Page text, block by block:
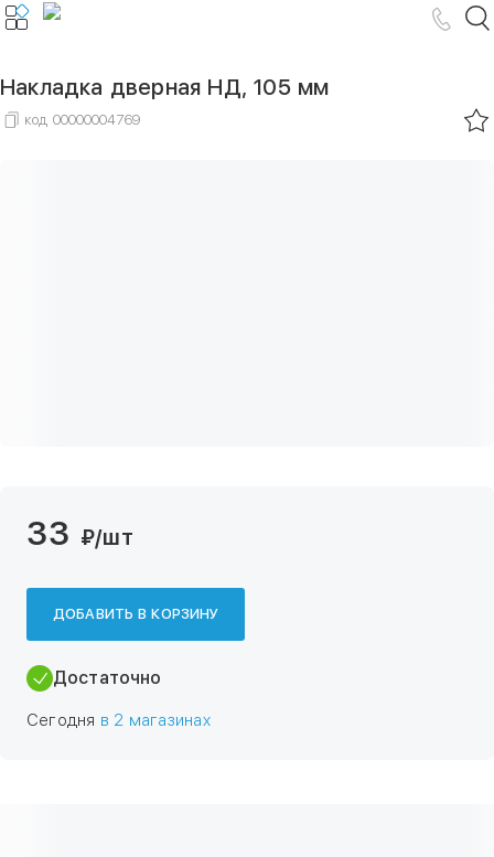
Накладка дверная НД, 105 мм
код 00000004769
33 ₽/шт
ДОБАВИТЬ В КОРЗИНУ
Достаточно
Сегодня в 2 магазинах